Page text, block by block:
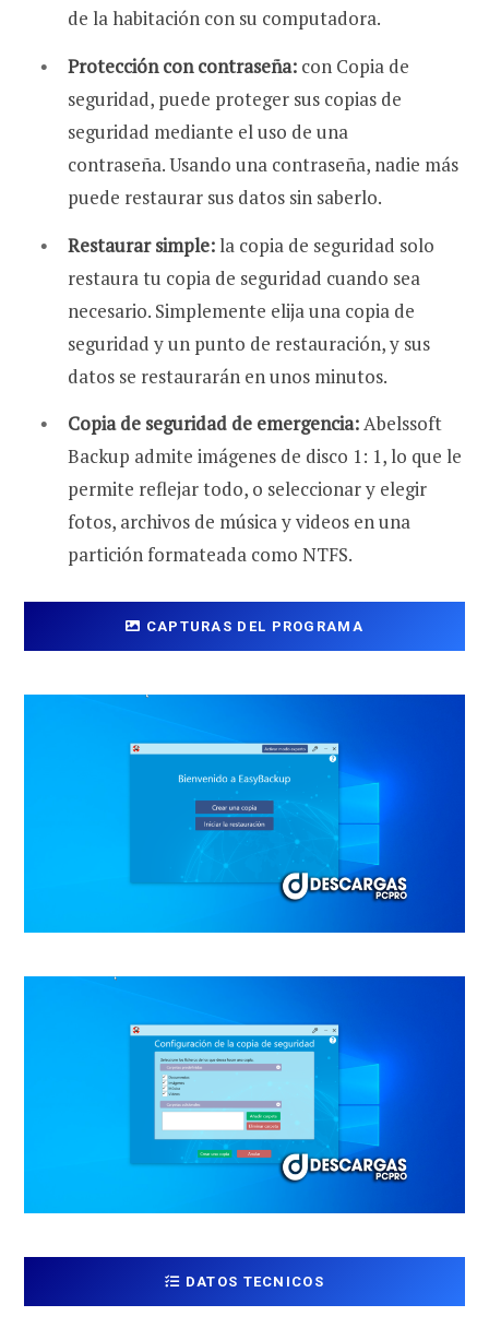
de la habitación con su computadora.
Protección con contraseña: con Copia de
seguridad, puede proteger sus copias de
seguridad mediante el uso de una
contraseña. Usando una contraseña, nadie más
puede restaurar sus datos sin saberlo.
Restaurar simple: la copia de seguridad solo
restaura tu copia de seguridad cuando sea
necesario. Simplemente elija una copia de
seguridad y un punto de restauración, y sus
datos se restaurarán en unos minutos.
Copia de seguridad de emergencia:Abelssoft
Backup admite imágenes de disco 1: 1, lo que le
permite reflejar todo, o seleccionar y elegir
fotos, archivos de música y videos en una
partición formateada como NTFS.
CAPTURAS DEL PROGRAMA
DATOS TECNICOS